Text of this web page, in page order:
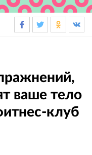
ваше тело
клуб